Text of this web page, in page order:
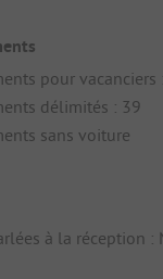
pour vacanciers
délimités : 39
sans voiture
à la réception :